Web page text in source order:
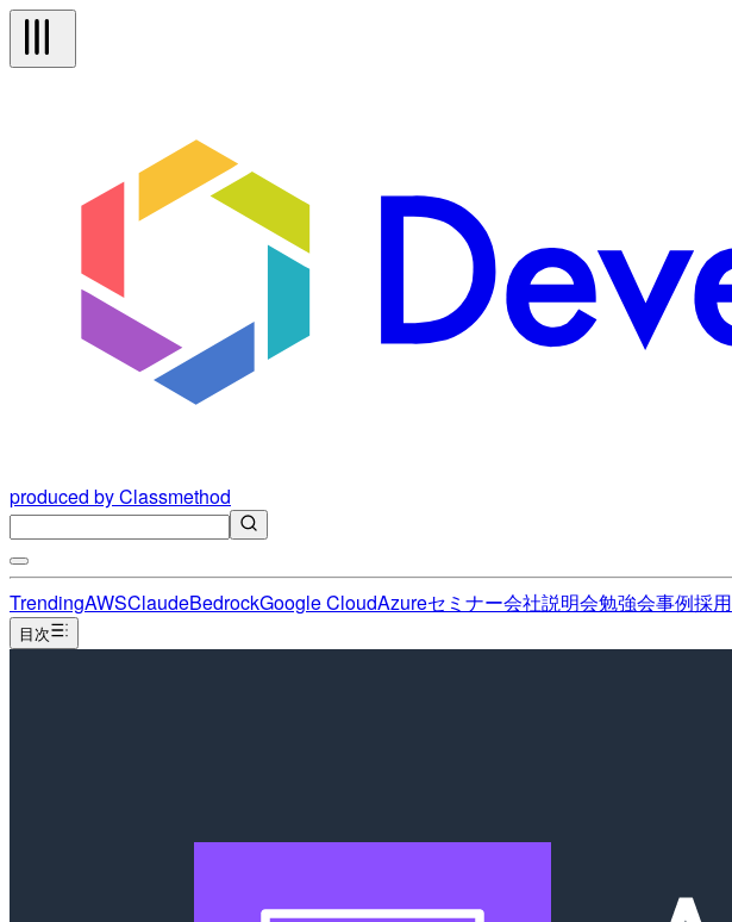
produced by Classmethod
TrendingAWSClaudeBedrockGoogle CloudAzureセミナー会社説明会勉強会事例採用
目次